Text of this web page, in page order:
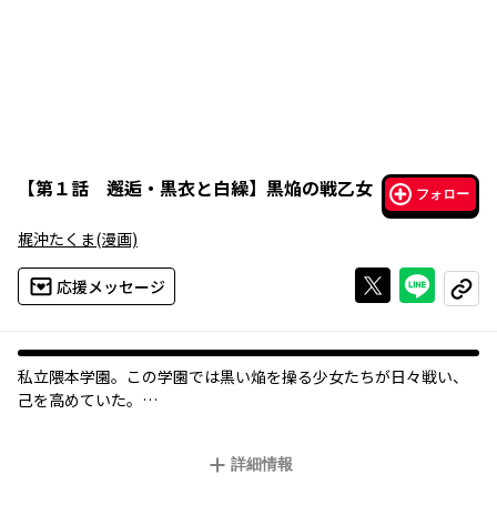
【第１話 邂逅・黒衣と白繰】 黒焔の戦乙女 フォロー
梶沖たくま(漫画)
応援メッセージ Xで投稿する
ライン
コピー
私立隈本学園。この学園では黒い焔を操る少女たちが日々戦い、
己を高めていた――。
が揺れる誰もが望んだ本格スクール・バトル、開幕！
詳細情報